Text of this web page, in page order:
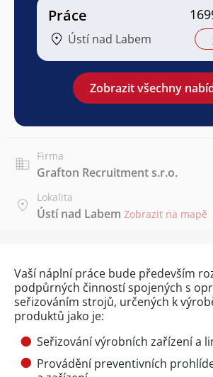
Práce
Ústí nad Labem
Zobrazit všechny
Firma
Grafton Recruitment s.r.o.
Lokalita
Ústí nad Labem Zobrazit na mapě
Vaší náplní práce bude především
podpůrných činností spojených s
seřizováním strojů, určených k
produktů jako je:
Seřizování výrobních zařízení a
Provádění preventivních